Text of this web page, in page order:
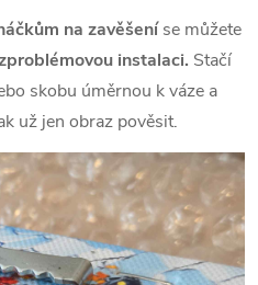
na zavěšeníse můžete
instalaci. Stačí
skobu úměrnou k váze a
už jen obraz pověsit.